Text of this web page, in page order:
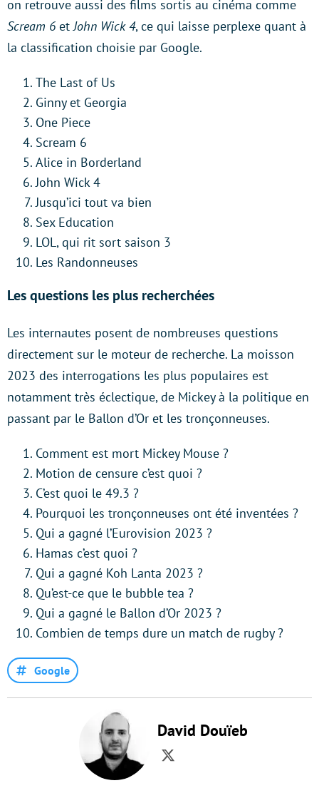
on retrouve aussi des films sortis au cinéma comme
Scream 6 etJohn Wick 4, ce qui laisse perplexe quant à
la classification choisie par Google.
The Last of Us
Ginny et Georgia
One Piece
Scream 6
Alice in Borderland
John Wick 4
Jusqu’ici tout va bien
Sex Education
LOL, qui rit sort saison 3
Les Randonneuses
Les questions les plus recherchées
Les internautes posent de nombreuses questions
directement sur le moteur de recherche. La moisson
2023 des interrogations les plus populaires est
notamment très éclectique, de Mickey à la politique en
passant par le Ballon d’Or et les tronçonneuses.
Comment est mort Mickey Mouse ?
Motion de censure c’est quoi ?
C’est quoi le 49.3 ?
Pourquoi les tronçonneuses ont été inventées ?
Qui a gagné l’Eurovision 2023 ?
Hamas c’est quoi ?
Qui a gagné Koh Lanta 2023 ?
Qu’est-ce que le bubble tea ?
Qui a gagné le Ballon d’Or 2023 ?
Combien de temps dure un match de rugby ?
Google
David Douïeb
Twitter